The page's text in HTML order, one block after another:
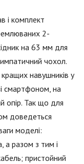
і комплект
2-
на 63 мм для
чохол.
навушників у
смартфоном, на
опір. Так що для
доведеться
моделі:
а разом з тим і
пристойний